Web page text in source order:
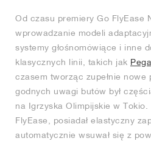
Od czasu premiery Go FlyEase
wprowadzanie modeli
systemy głośnomówiące i inne
klasycznych linii, takich jak
czasem tworząc zupełnie nowe
godnych uwagi butów był
na Igrzyska Olimpijskie w Tokio.
FlyEase, posiadał elastyczny
automatycznie wsuwał się z